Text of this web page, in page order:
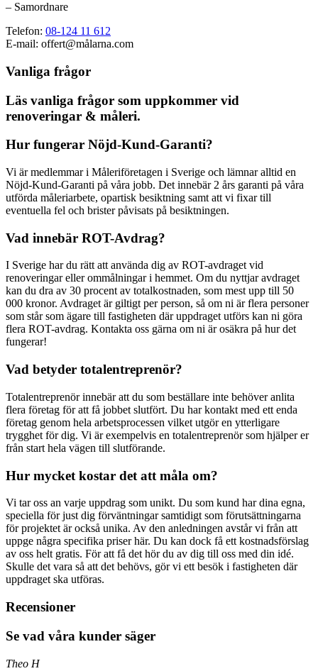
– Samordnare
Telefon: 08-124 11 612
E-mail: offert@målarna.com
Vanliga frågor
Läs vanliga frågor som uppkommer vid
renoveringar & måleri.
Hur fungerar Nöjd-Kund-Garanti?
Vi är medlemmar i Måleriföretagen i Sverige och lämnar alltid en
Nöjd-Kund-Garanti på våra jobb. Det innebär 2 års garanti på våra
utförda måleriarbete, opartisk besiktning samt att vi fixar till
eventuella fel och brister påvisats på besiktningen.
Vad innebär ROT-Avdrag?
I Sverige har du rätt att använda dig av ROT-avdraget vid
renoveringar eller ommålningar i hemmet. Om du nyttjar avdraget
kan du dra av 30 procent av totalkostnaden, som mest upp till 50
000 kronor. Avdraget är giltigt per person, så om ni är flera personer
som står som ägare till fastigheten där uppdraget utförs kan ni göra
flera ROT-avdrag. Kontakta oss gärna om ni är osäkra på hur det
fungerar!
Vad betyder totalentreprenör?
Totalentreprenör innebär att du som beställare inte behöver anlita
flera företag för att få jobbet slutfört. Du har kontakt med ett enda
företag genom hela arbetsprocessen vilket utgör en ytterligare
trygghet för dig. Vi är exempelvis en totalentreprenör som hjälper er
från start hela vägen till slutförande.
Hur mycket kostar det att måla om?
Vi tar oss an varje uppdrag som unikt. Du som kund har dina egna,
speciella för just dig förväntningar samtidigt som förutsättningarna
för projektet är också unika. Av den anledningen avstår vi från att
uppge några specifika priser här. Du kan dock få ett kostnadsförslag
av oss helt gratis. För att få det hör du av dig till oss med din idé.
Skulle det vara så att det behövs, gör vi ett besök i fastigheten där
uppdraget ska utföras.
Recensioner
Se vad våra kunder säger
Theo H